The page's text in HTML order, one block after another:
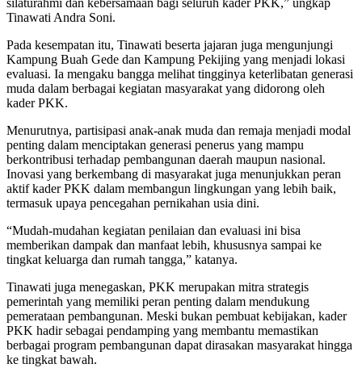
silaturahmi dan kebersamaan bagi seluruh kader PKK,” ungkap
Tinawati Andra Soni.
Pada kesempatan itu, Tinawati beserta jajaran juga mengunjungi
Kampung Buah Gede dan Kampung Pekijing yang menjadi lokasi
evaluasi. Ia mengaku bangga melihat tingginya keterlibatan generasi
muda dalam berbagai kegiatan masyarakat yang didorong oleh
kader PKK.
Menurutnya, partisipasi anak-anak muda dan remaja menjadi modal
penting dalam menciptakan generasi penerus yang mampu
berkontribusi terhadap pembangunan daerah maupun nasional.
Inovasi yang berkembang di masyarakat juga menunjukkan peran
aktif kader PKK dalam membangun lingkungan yang lebih baik,
termasuk upaya pencegahan pernikahan usia dini.
“Mudah-mudahan kegiatan penilaian dan evaluasi ini bisa
memberikan dampak dan manfaat lebih, khususnya sampai ke
tingkat keluarga dan rumah tangga,” katanya.
Tinawati juga menegaskan, PKK merupakan mitra strategis
pemerintah yang memiliki peran penting dalam mendukung
pemerataan pembangunan. Meski bukan pembuat kebijakan, kader
PKK hadir sebagai pendamping yang membantu memastikan
berbagai program pembangunan dapat dirasakan masyarakat hingga
ke tingkat bawah.